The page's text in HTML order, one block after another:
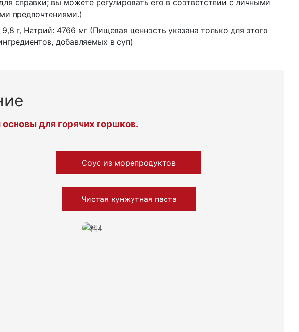
справки; вы можете регулировать его в соответствии с личными
предпочтениями.)
г, Натрий: 4766 мг (Пищевая ценность указана только для этого
добавляемых в суп)
для горячих горшков.
Соус из морепродуктов
Чистая кунжутная паста